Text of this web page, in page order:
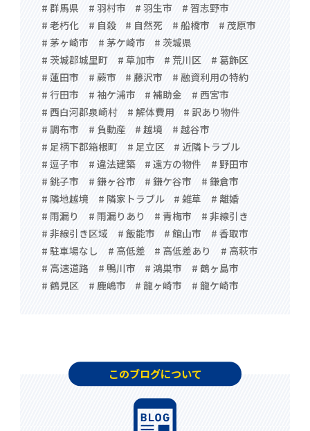
# 群馬県
# 羽村市 # 羽生市
# 習志野市
# 老朽化
# 自殺 # 自然死 # 船橋市
# 茂原市
# 茅ヶ崎市
# 茅ケ崎市
# 茨城県
# 茨城郡城里町
# 草加市 # 荒川区
# 葛飾区
# 蓮田市
# 蕨市 # 藤沢市
# 融資利用の特約
# 行田市
# 袖ケ浦市 # 補助金
# 西宮市
# 西白河郡泉崎村
# 解体費用
# 訳あり物件
# 調布市
# 負動産 # 越境
# 越谷市
# 足柄下郡箱根町
# 足立区
# 近隣トラブル
# 逗子市
# 違法建築 # 遠方の物件
# 野田市
# 銚子市
# 鎌ヶ谷市 # 鎌ケ谷市
# 鎌倉市
# 隣地越境
# 隣家トラブル # 雑草
# 離婚
# 雨漏り
# 雨漏りあり # 青梅市
# 非線引き
# 非線引き区域
# 飯能市 # 館山市
# 香取市
# 駐車場なし
# 高低差 # 高低差あり
# 高萩市
# 高速道路
# 鴨川市 # 鴻巣市
# 鶴ヶ島市
# 鶴見区
# 鹿嶋市 # 龍ヶ崎市 # 龍ケ崎市
このブログについて